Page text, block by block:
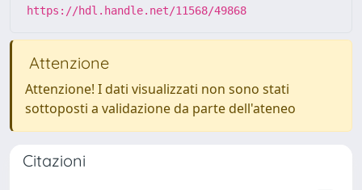
https://hdl.handle.net/11568/49868
Attenzione
Attenzione! I dati visualizzati non sono stati
sottoposti a validazione da parte dell'ateneo
Citazioni